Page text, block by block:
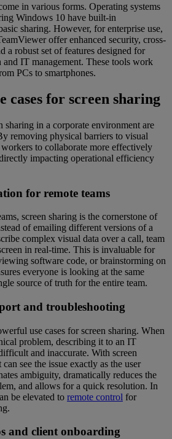
in various forms. Operating systems
Windows 10 have built-in
sharing. However, for enterprise use,
offer enhanced security, cross-
a robust set of features designed for
IT management. These tools work
PCs to smartphones.
cases for screen sharing
sharing in a corporate environment are
removing physical barriers to visual
to collaborate more effectively
impacting operational efficiency
for remote teams
screen sharing is the cornerstone of
of emailing different versions of a
complex visual data over a call, team
in real-time. This is invaluable for
software code, or brainstorming on
everyone is looking at the same
source of truth for the entire team.
and troubleshooting
use cases for screen sharing. When
problem, describing it to an IT
and inaccurate. With screen
see the issue exactly as the user
ambiguity, dramatically reduces the
and allows for a quick resolution. In
be elevated to remote control for
and client onboarding